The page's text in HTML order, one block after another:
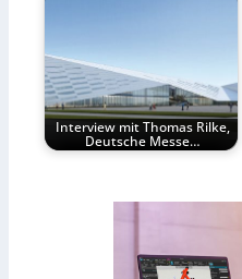
Interview mit Thomas Rilke,
Deutsche Messe…